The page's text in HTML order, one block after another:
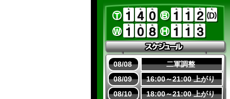
08/08
二軍調整
08/09
16:00～21:00 上がり
08/10
18:00～21:00 上がり